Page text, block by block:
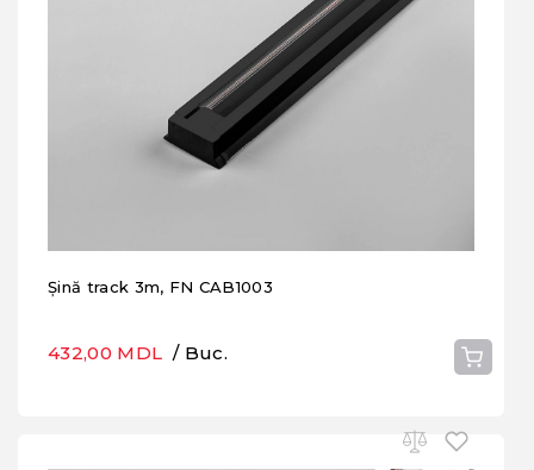
Șină track 3m, FN CAB1003
432,00 MDL / Buc.